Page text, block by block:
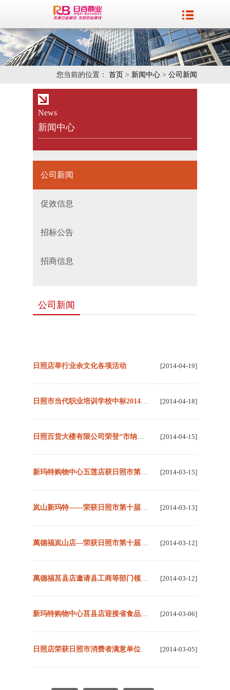
您当前的位置： 首页 > 新闻中心 > 公司新闻
News
新闻中心
公司新闻
促效信息
招标公告
招商信息
公司新闻
日照店举行业余文化各项活动 [2014-04-19]
[2014-04-18]
[2014-04-15]
[2014-03-15]
[2014-03-13]
[2014-03-12]
[2014-03-12]
[2014-03-06]
日照店荣获日照市消费者满意单位 [2014-03-05]